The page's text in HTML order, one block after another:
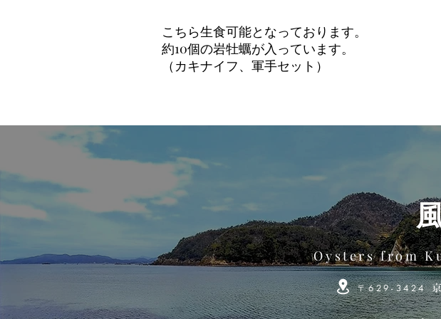
こちら生食可能となっております。
約10個の岩牡蠣が入っています。
（カキナイフ、軍手セット）
Oysters from
〒629-3424